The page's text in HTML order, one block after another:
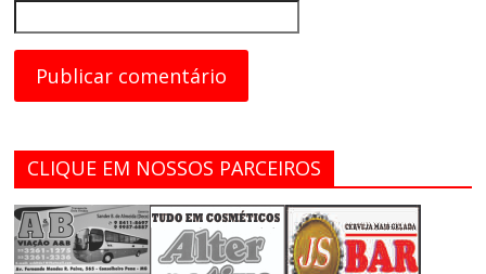
CLIQUE EM NOSSOS PARCEIROS